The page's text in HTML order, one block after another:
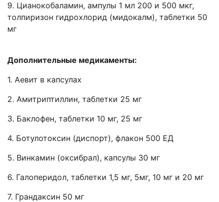
9. Цианокобаламин, ампулы 1 мл 200 и 500 мкг,
толпиризон гидрохлорид (мидокалм), таблетки 50
мг
Дополнительные медикаменты:
1. Аевит в капсулах
2. Амитриптиллин, таблетки 25 мг
3. Баклофен, таблетки 10 мг, 25 мг
4. Ботулотоксин (диспорт), флакон 500 ЕД
5. Винкамин (оксибрал), капсулы 30 мг
6. Галоперидол, таблетки 1,5 мг, 5мг, 10 мг и 20 мг
7. Грандаксин 50 мг